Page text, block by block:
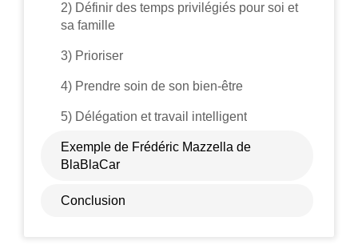
2) Définir des temps privilégiés pour soi et
sa famille
3) Prioriser
4) Prendre soin de son bien-être
5) Délégation et travail intelligent
Exemple de Frédéric Mazzella de
BlaBlaCar
Conclusion